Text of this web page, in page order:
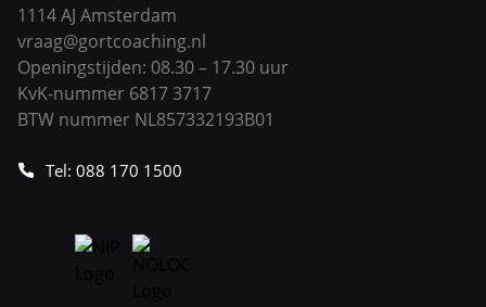
1114 AJ Amsterdam
vraag@gortcoaching.nl
Openingstijden: 08.30 – 17.30 uur
KvK-nummer 6817 3717
BTW nummer NL857332193B01
Tel: 088 170 1500